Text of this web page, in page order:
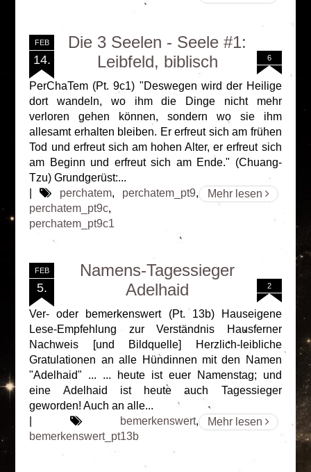
FEB
14.
Die 3 Seelen - Seele #1:
Leibfeld, biblisch
6
PerChaTem (Pt. 9c1) "Deswegen wird der Heilige
dort wandeln, wo ihm die Dinge nicht mehr
verloren gehen können, sondern wo sie ihm
allesamt erhalten bleiben. Er erfreut sich am frühen
Tod und erfreut sich am hohen Alter, er erfreut sich
am Beginn und erfreut sich am Ende." (Chuang-
Tzu) Grundgerüst:...
Mehr lesen
| perchatem, perchatem_pt9,
perchatem_pt9c,
perchatem_pt9c1
FEB
5.
Namens-Tagessieger
Adelhaid
2
Ver- oder bemerkenswert (Pt. 13b) Hauseigene
Lese-Empfehlung zur Verständnis Hausferner
Nachweis [und Bildquelle] Herzlich-leibliche
Gratulationen an alle Hündinnen mit den Namen
"Adelhaid" ... ... heute ist euer Namenstag; und
eine Adelhaid ist heute auch Tagessieger
geworden! Auch an alle...
Mehr lesen
bemerkenswert,
bemerkenswert_pt13b